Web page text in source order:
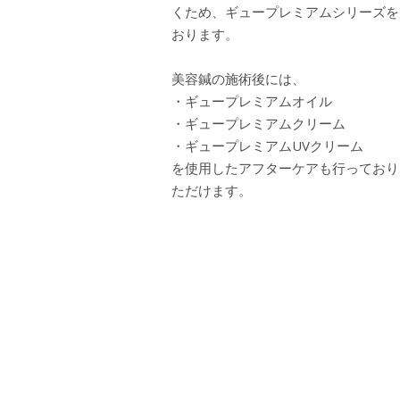
くため、ギュープレミアムシリーズ
おります。
美容鍼の施術後には、
・ギュープレミアムオイル
・ギュープレミアムクリーム
・ギュープレミアムUVクリーム
を使用したアフターケアも行ってお
ただけます。